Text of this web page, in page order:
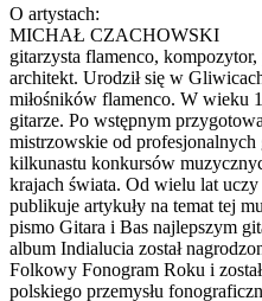
O artystach:
MICHAŁ CZACHOWSKI
gitarzysta flamenco,
architekt. Urodził się w
miłośników flamenco. W wieku
gitarze. Po wstępnym
mistrzowskie od
kilkunastu konkursów
krajach świata. Od wielu lat
publikuje artykuły na temat tej
pismo Gitara i Bas najlepszym
album Indialucia został
Folkowy Fonogram Roku i
polskiego przemysłu